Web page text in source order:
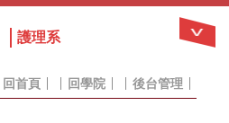
護理系
回首頁 回學院 後台管理